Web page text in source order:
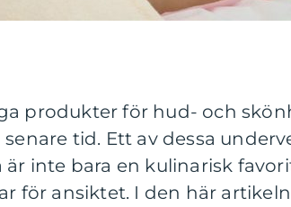
produkter för hud- och
tid. Ett av dessa
är inte bara en kulinarisk
för ansiktet. I den här